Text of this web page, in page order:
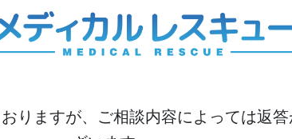
りますが、ご相談内容によっては返